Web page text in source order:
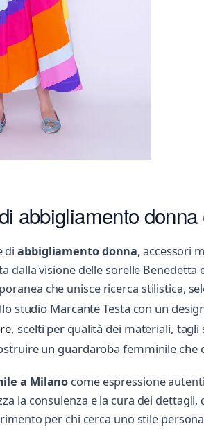
abbigliamento
diabbigliamento donna, accessori
dalla visione delle sorelle
che unisce ricerca stilistica,
studio Marcante Testa con un
, scelti per qualità dei materiali,
un guardaroba femminile
a Milano come espressione
la consulenza e la cura dei
per chi cerca uno stile